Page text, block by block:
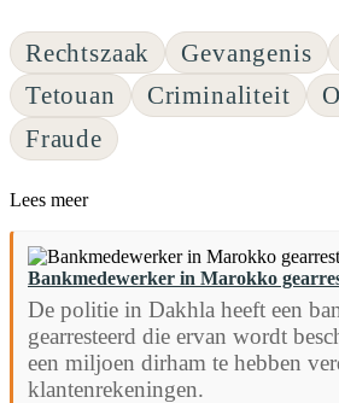
Rechtszaak Gevangenis
Tetouan
Criminaliteit
Fraude
Lees meer
Bankmedewerker in Marokko
De politie in Dakhla heeft een
gearresteerd die ervan wordt
een miljoen dirham te hebben
klantenrekeningen.